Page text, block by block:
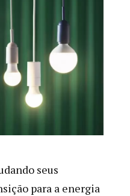
seus
para a energia